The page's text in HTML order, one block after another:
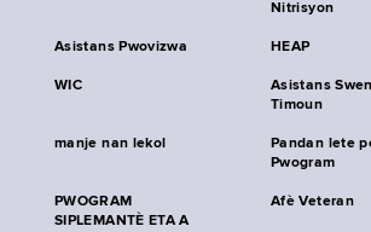
Nitrisyon
Asistans Pwovizwa HEAP
WIC
Asistans
Timoun
manje nan lekol
Pandan lete
Pwogram
PWOGRAM
SIPLEMANTÈ ETA A
Afè Veteran